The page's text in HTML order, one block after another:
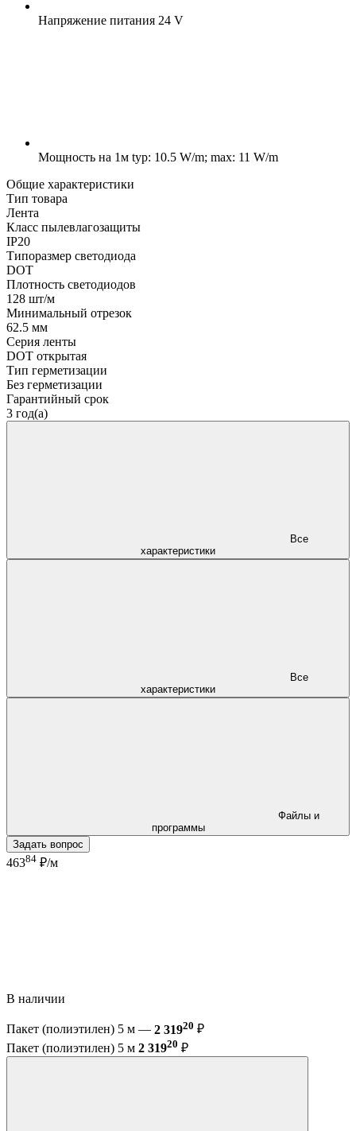
Напряжение питания 24 V
Мощность на 1м typ: 10.5 W/m; max: 11 W/m
Общие характеристики
Тип товара
Лента
Класс пылевлагозащиты
IP20
Типоразмер светодиода
DOT
Плотность светодиодов
128 шт/м
Минимальный отрезок
62.5 мм
Серия ленты
DOT открытая
Тип герметизации
Без герметизации
Гарантийный срок
3 год(а)
характеристики
характеристики
программы
Задать вопрос
46384 ₽/м
В наличии
Пакет (полиэтилен) 5 м — 2 31920 ₽
Пакет (полиэтилен) 5 м 2 31920 ₽